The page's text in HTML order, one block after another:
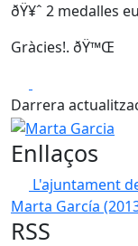
ðŸ¥ˆ 2 medalles
Gràcies!. ðŸ™Œ
Darrera
Marta Garcia
Enllaços
L'ajuntament
Marta García
RSS